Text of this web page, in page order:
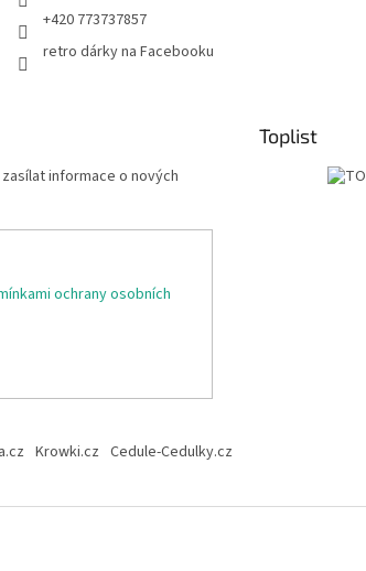
+420 773737857
retro dárky na Facebooku
informace o nových
ochrany osobních
Toplist
Krowki.cz Cedule-Cedulky.cz